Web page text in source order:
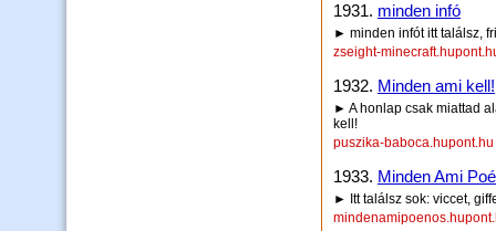
1931. minden infó
► minden infót itt találsz,
zseight-
1932. Minden ami kell!
► A honlap csak miattad
kell!
puszika-baboca.hupont.hu
1933. Minden Ami
► Itt találsz sok: viccet,